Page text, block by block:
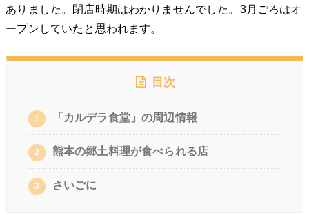
ありました。閉店時期はわかりませんでした。3月ごろはオ
ープンしていたと思われます。
目次
1 「カルデラ食堂」の周辺情報
2 熊本の郷土料理が食べられる店
3 さいごに